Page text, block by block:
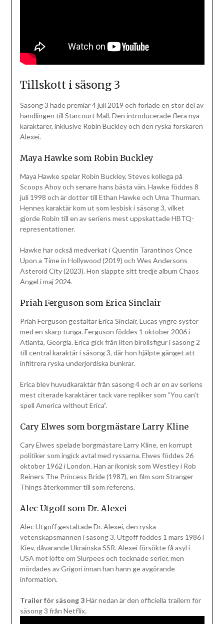
Tillskott i säsong 3
Säsong 3 hade premiär 4 juli 2019 och förlade en stor del av
handlingen till Starcourt Mall. Den introducerade flera nya
karaktärer, inklusive Robin Buckley och den ryska forskaren
Alexei.
Maya Hawke som Robin Buckley
Maya Hawke spelar Robin Buckley, Steves kollega på
Scoops Ahoy och senare hans bästa vän. Hawke föddes 8
juli 1998 och är dotter till Ethan Hawke och Uma Thurman.
Hennes karaktär kom ut som lesbisk i säsong 3, vilket
gjorde Robin till en av seriens mest uppskattade HBTQ-
representationer.
Hawke har också medverkat i Quentin Tarantinos Once
Upon a Time in Hollywood (2019) och Wes Andersons
Asteroid City (2023). Hon släppte sitt tredje album Chaos
Angel i maj 2024.
Priah Ferguson som Erica Sinclair
Priah Ferguson gestaltar Erica Sinclair, Lucas yngre syster
med en skarp tunga. Ferguson föddes 1 oktober 2006 i
Atlanta, Georgia. Erica gick från liten birollsfigur i säsong 2
till central karaktär i säsong 3, där hon hjälpte gänget att
infiltrera ryska underjordiska bunkrar.
Erica blev huvudkaraktär från säsong 4 och är en av seriens
mest citerade karaktärer tack vare repliker som ”You can’t
spell America without Erica”.
Cary Elwes som borgmästare Larry Kline
Cary Elwes spelade borgmästare Larry Kline, en korrupt
politiker som ingick avtal med ryssarna. Elwes föddes 26
oktober 1962 i London. Han är ikonisk som Westley i Rob
Reiners The Princess Bride (1987), en film som Stranger
Things återkommer till som referens.
Alec Utgoff som Dr. Alexei
Alec Utgoff gestaltade Dr. Alexei, den ryska
vetenskapsmannen i säsong 3. Utgoff föddes 1 mars 1986 i
Kiev, dåvarande Ukrainska SSR. Alexei försökte få asyl i
USA mot löfte om Slurpees och tecknade serier, men
mördades av Grigori innan han hann ge avgörande
information.
Trailer för säsong 3Här nedan är den officiella trailern för
säsong 3 från Netflix.